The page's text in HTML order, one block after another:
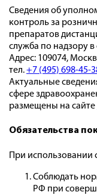
Сведения об
контроль за
препаратов
служба по надзору
Адрес: 109074,
тел.+7 (495) 698-45-
Актуальные
сфере
размещены на сайте
Обязательства
При использовании
Соблюдать
РФ при